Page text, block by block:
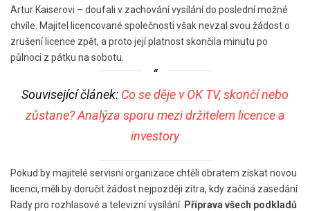
Artur Kaiserovi – doufali v zachování vysílání do poslední možné
chvíle. Majitel licencované společnosti však nevzal svou žádost o
zrušení licence zpět, a proto její platnost skončila minutu po
půlnoci z pátku na sobotu.
Související článek: Co se děje v OK TV, skončí nebo
zůstane? Analýza sporu mezi držitelem licence a
investory
Pokud by majitelé servisní organizace chtěli obratem získat novou
licenci, měli by doručit žádost nejpozději zítra, kdy začíná zasedání
Rady pro rozhlasové a televizní vysílání. Příprava všech podkladů